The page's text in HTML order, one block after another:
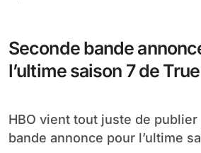
Seconde bande
l’ultime saison 7 de
HBO vient tout juste de publier une seconde
bande annonce pour l’ultime